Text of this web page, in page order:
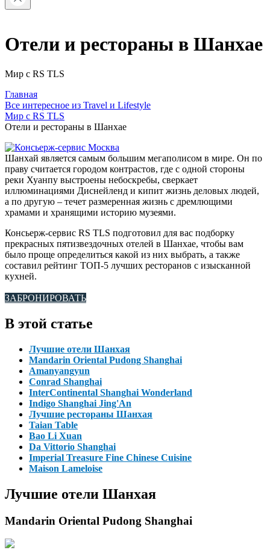
Отели и рестораны в Шанхае
Мир с RS TLS
Главная
Все интересное из Travel и Lifestyle
Мир с RS TLS
Отели и рестораны в Шанхае
Шанхай является самым большим мегаполисом в мире. Он по
праву считается городом контрастов, где с одной стороны
реки Хуанпу выстроены небоскребы, сверкает
иллюминациями Диснейленд и кипит жизнь деловых людей,
а по другую – течет размеренная жизнь с дремлющими
храмами и хранящими историю музеями.
Консьерж-сервис RS TLS подготовил для вас подборку
прекрасных пятизвездочных отелей в Шанхае, чтобы вам
было проще определиться какой из них выбрать, а также
составил рейтинг ТОП-5 лучших ресторанов с изысканной
кухней.
ЗАБРОНИРОВАТЬ
В этой статье
Лучшие отели Шанхая
Mandarin Oriental Pudong Shanghai
Amanyangyun
Conrad Shanghai
InterContinental Shanghai Wonderland
Indigo Shanghai Jing'An
Лучшие рестораны Шанхая
Taian Table
Bao Li Xuan
Da Vittorio Shanghai
Imperial Treasure Fine Chinese Cuisine
Maison Lameloise
Лучшие отели Шанхая
Mandarin Oriental Pudong Shanghai